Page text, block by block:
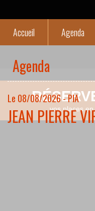
vos places en
Accueil Agenda
Agenda
Le 08/08/2026 - PIA
JEAN PIERRE